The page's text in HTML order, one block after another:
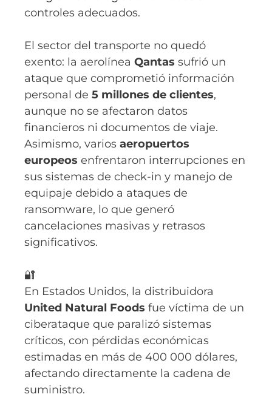
controles adecuados.
El sector del transporte no quedó
exento: la aerolínea Qantas sufrió un
ataque que comprometió información
personal de 5 millones de clientes,
aunque no se afectaron datos
financieros ni documentos de viaje.
Asimismo, varios aeropuertos
europeos enfrentaron interrupciones en
sus sistemas de check-in y manejo de
equipaje debido a ataques de
ransomware, lo que generó
cancelaciones masivas y retrasos
significativos.
🔐
En Estados Unidos, la distribuidora
United Natural Foods fue víctima de un
ciberataque que paralizó sistemas
críticos, con pérdidas económicas
estimadas en más de 400 000 dólares,
afectando directamente la cadena de
suministro.